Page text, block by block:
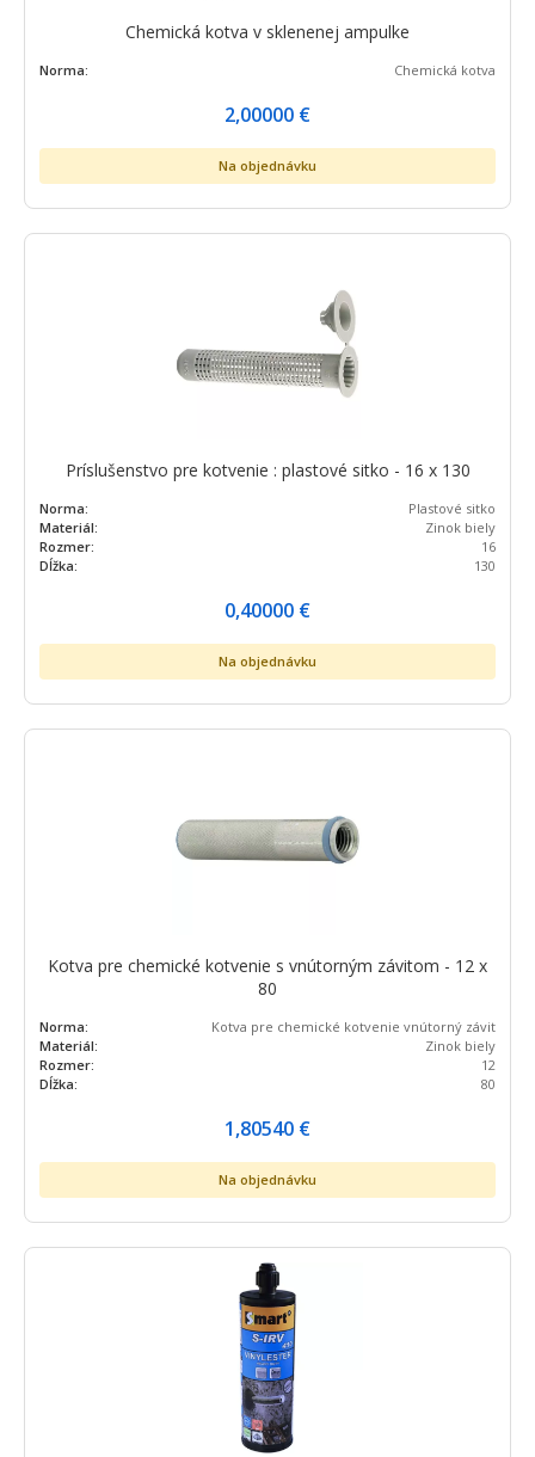
Chemická kotva v sklenenej ampulke
Norma: Chemická kotva
2,00000 €
Na objednávku
Príslušenstvo pre kotvenie : plastové sitko - 16 x 130
Norma:
Plastové sitko
Materiál:
Zinok biely
Rozmer:
16
Dĺžka:
130
0,40000 €
Na objednávku
Kotva pre chemické kotvenie s vnútorným závitom - 12 x
80
Norma:
Kotva pre chemické kotvenie vnútorný závit
Materiál:
Zinok biely
Rozmer:
12
Dĺžka:
80
1,80540 €
Na objednávku